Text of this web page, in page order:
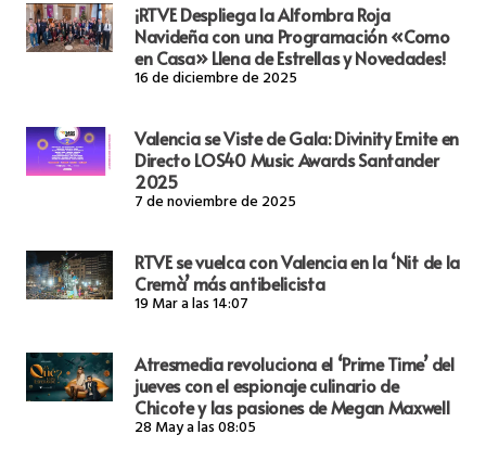
¡RTVE Despliega la Alfombra Roja
Navideña con una Programación «Como
en Casa» Llena de Estrellas y Novedades!
16 de diciembre de 2025
Valencia se Viste de Gala: Divinity Emite en
Directo LOS40 Music Awards Santander
2025
7 de noviembre de 2025
RTVE se vuelca con Valencia en la ‘Nit de la
Cremà’ más antibelicista
19 Mar a las 14:07
Atresmedia revoluciona el ‘Prime Time’ del
jueves con el espionaje culinario de
Chicote y las pasiones de Megan Maxwell
28 May a las 08:05